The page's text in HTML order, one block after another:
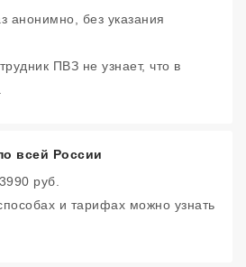
анонимно, без указания
ПВЗ не узнает, что в
всей России
руб.
и тарифах можно узнать